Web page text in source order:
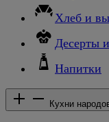
Хлеб и
Десерты
Напитки
Кухни